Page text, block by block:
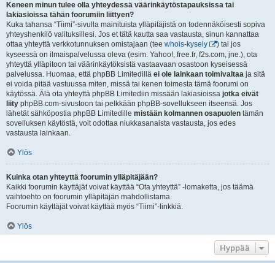
Keneen minun tulee olla yhteydessä väärinkäytöstapauksissa tai
lakiasioissa tähän foorumiin liittyen?
Kuka tahansa “Tiimi”-sivulla mainituista ylläpitäjistä on todennäköisesti sopiva
yhteyshenkilö valituksillesi. Jos et tätä kautta saa vastausta, sinun kannattaa
ottaa yhteyttä verkkotunnuksen omistajaan (tee whois-kysely
) tai jos
kyseessä on ilmaispalvelussa oleva (esim. Yahoo!, free.fr, f2s.com, jne.), ota
yhteyttä ylläpitoon tai väärinkäytöksistä vastaavaan osastoon kyseisessä
palvelussa. Huomaa, että phpBB Limitedillä ei ole lainkaan toimivaltaa ja sitä
ei voida pitää vastuussa miten, missä tai kenen toimesta tämä foorumi on
käytössä. Älä ota yhteyttä phpBB Limitediin missään lakiasioissa jotka eivät
liity phpBB.com-sivustoon tai pelkkään phpBB-sovellukseen itseensä. Jos
lähetät sähköpostia phpBB Limitedille mistään kolmannen osapuolen tämän
sovelluksen käytöstä, voit odottaa niukkasanaista vastausta, jos edes
vastausta lainkaan.
Ylös
Kuinka otan yhteyttä foorumin ylläpitäjään?
Kaikki foorumin käyttäjät voivat käyttää “Ota yhteyttä” -lomaketta, jos täämä
vaihtoehto on foorumin ylläpitäjän mahdollistama.
Foorumin käyttäjät voivat käyttää myös “Tiimi”-linkkiä.
Ylös
Hyppää